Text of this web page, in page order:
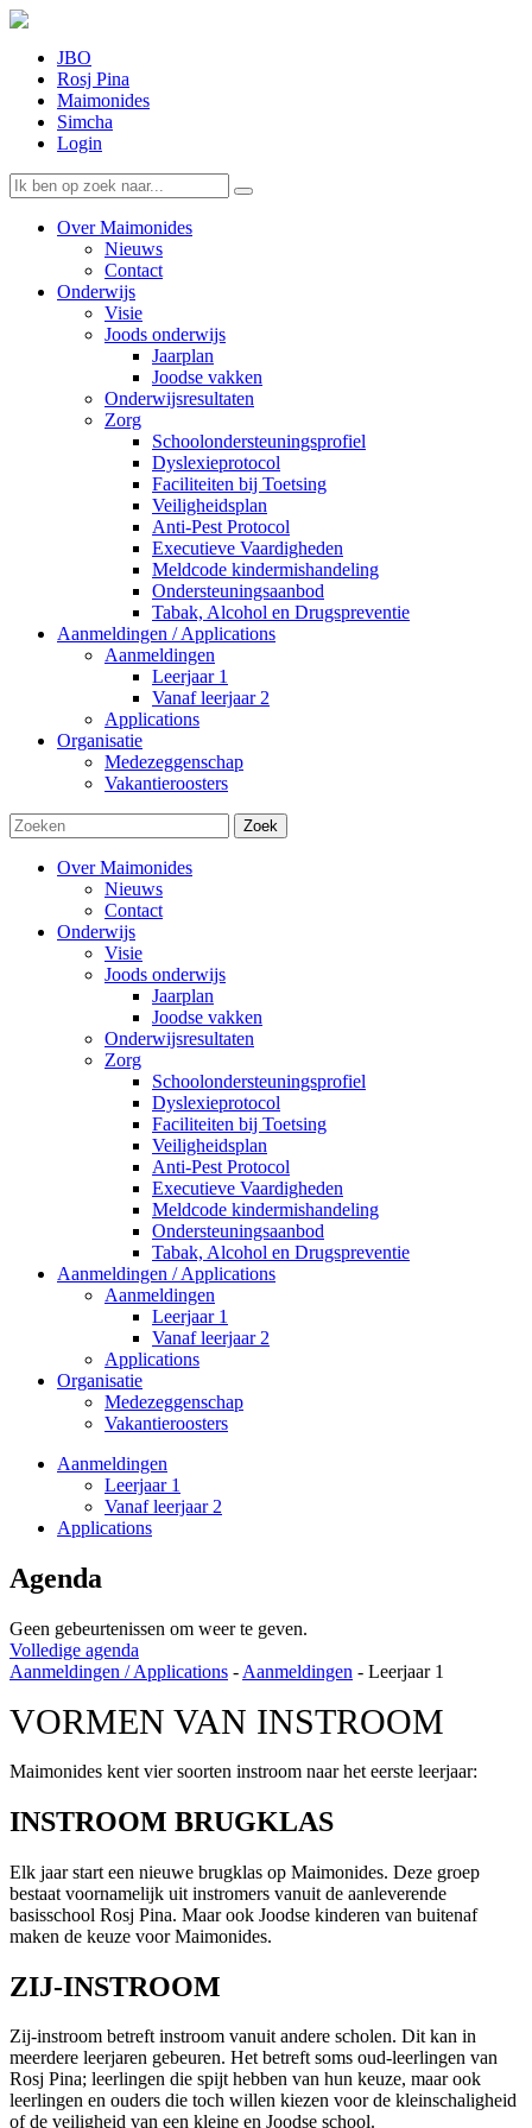
JBO
Rosj Pina
Maimonides
Simcha
Login
Over Maimonides
Nieuws
Contact
Onderwijs
Visie
Joods onderwijs
Jaarplan
Joodse vakken
Onderwijsresultaten
Zorg
Schoolondersteuningsprofiel
Dyslexieprotocol
Faciliteiten bij Toetsing
Veiligheidsplan
Anti-Pest Protocol
Executieve Vaardigheden
Meldcode kindermishandeling
Ondersteuningsaanbod
Tabak, Alcohol en Drugspreventie
Aanmeldingen / Applications
Aanmeldingen
Leerjaar 1
Vanaf leerjaar 2
Applications
Organisatie
Medezeggenschap
Vakantieroosters
Zoek
Over Maimonides
Nieuws
Contact
Onderwijs
Visie
Joods onderwijs
Jaarplan
Joodse vakken
Onderwijsresultaten
Zorg
Schoolondersteuningsprofiel
Dyslexieprotocol
Faciliteiten bij Toetsing
Veiligheidsplan
Anti-Pest Protocol
Executieve Vaardigheden
Meldcode kindermishandeling
Ondersteuningsaanbod
Tabak, Alcohol en Drugspreventie
Aanmeldingen / Applications
Aanmeldingen
Leerjaar 1
Vanaf leerjaar 2
Applications
Organisatie
Medezeggenschap
Vakantieroosters
Aanmeldingen
Leerjaar 1
Vanaf leerjaar 2
Applications
Agenda
Geen gebeurtenissen om weer te geven.
Volledige agenda
Aanmeldingen / Applications - Aanmeldingen - Leerjaar 1
VORMEN VAN INSTROOM
Maimonides kent vier soorten instroom naar het eerste leerjaar:
INSTROOM BRUGKLAS
Elk jaar start een nieuwe brugklas op Maimonides. Deze groep
bestaat voornamelijk uit instromers vanuit de aanleverende
basisschool Rosj Pina. Maar ook Joodse kinderen van buitenaf
maken de keuze voor Maimonides.
ZIJ-INSTROOM
Zij-instroom betreft instroom vanuit andere scholen. Dit kan in
meerdere leerjaren gebeuren. Het betreft soms oud-leerlingen van
Rosj Pina; leerlingen die spijt hebben van hun keuze, maar ook
leerlingen en ouders die toch willen kiezen voor de kleinschaligheid
of de veiligheid van een kleine en Joodse school.